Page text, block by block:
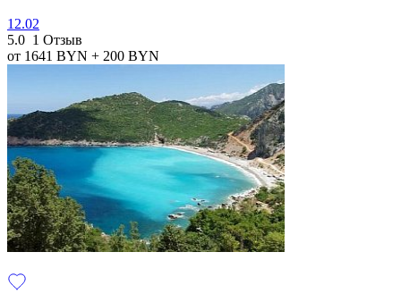
12.02
5.0 1 Отзыв
от 1641 BYN + 200 BYN